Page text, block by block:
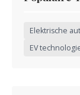
Elektrische
EV